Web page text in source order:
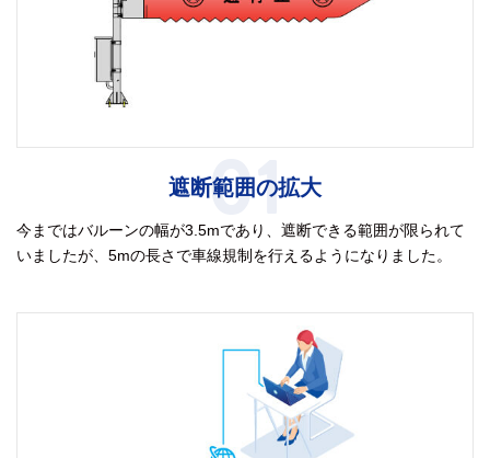
01
遮断範囲の拡大
今まではバルーンの幅が3.5mであり、遮断できる範囲が限られて
いましたが、5mの長さで車線規制を行えるようになりました。